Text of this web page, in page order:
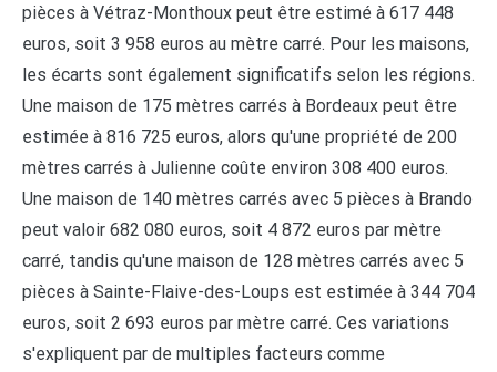
pièces à Vétraz-Monthoux peut être estimé à 617 448
euros, soit 3 958 euros au mètre carré. Pour les maisons,
les écarts sont également significatifs selon les régions.
Une maison de 175 mètres carrés à Bordeaux peut être
estimée à 816 725 euros, alors qu'une propriété de 200
mètres carrés à Julienne coûte environ 308 400 euros.
Une maison de 140 mètres carrés avec 5 pièces à Brando
peut valoir 682 080 euros, soit 4 872 euros par mètre
carré, tandis qu'une maison de 128 mètres carrés avec 5
pièces à Sainte-Flaive-des-Loups est estimée à 344 704
euros, soit 2 693 euros par mètre carré. Ces variations
s'expliquent par de multiples facteurs comme